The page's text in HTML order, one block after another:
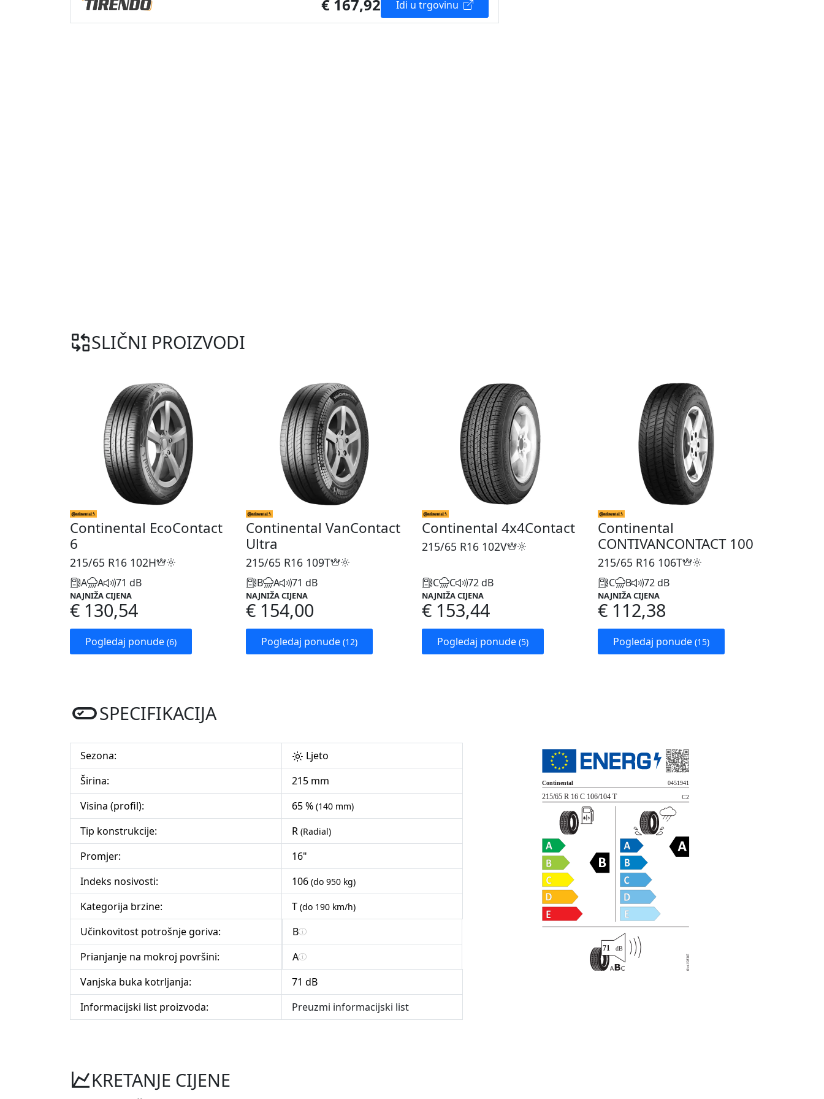
€ 167,92 Idi u trgovinu
SLIČNI PROIZVODI
Continental EcoContact
6
215/65 R16 102H
A A 71 dB
NAJNIŽA CIJENA
€ 130,54
Pogledaj ponude (6)
Continental VanContact
Ultra
215/65 R16 109T
B A 71 dB
NAJNIŽA CIJENA
€ 154,00
Pogledaj ponude (12)
Continental 4x4Contact
215/65 R16 102V
C C 72 dB
NAJNIŽA CIJENA
€ 153,44
Pogledaj ponude (5)
Continental
CONTIVANCONTACT 100
215/65 R16 106T
C B 72 dB
NAJNIŽA CIJENA
€ 112,38
Pogledaj ponude (15)
SPECIFIKACIJA
Sezona:
Ljeto
Širina:
215 mm
Visina (profil):
65 % (140 mm)
Tip konstrukcije: R (Radial)
Promjer:
16"
Indeks nosivosti:
106 (do 950 kg)
Kategorija brzine: T (do 190 km/h)
Učinkovitost potrošnje goriva:
B
Prianjanje na mokroj površini:
A
Vanjska buka kotrljanja:
71 dB
Informacijski list proizvoda:
Preuzmi informacijski list
KRETANJE CIJENE